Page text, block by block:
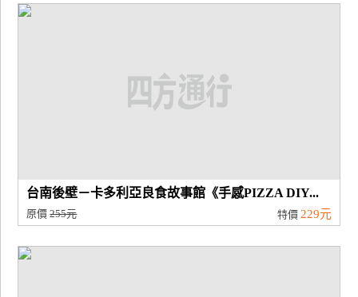
品
台南後壁－卡多利亞良食故事館《手感PIZZA DIY...
原價255元 特價 229元